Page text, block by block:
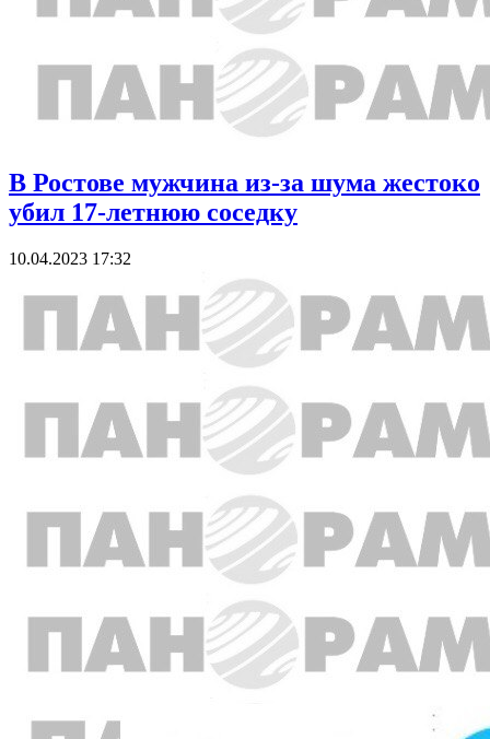
В Ростове мужчина из-за шума жестоко
убил 17-летнюю соседку
10.04.2023 17:32